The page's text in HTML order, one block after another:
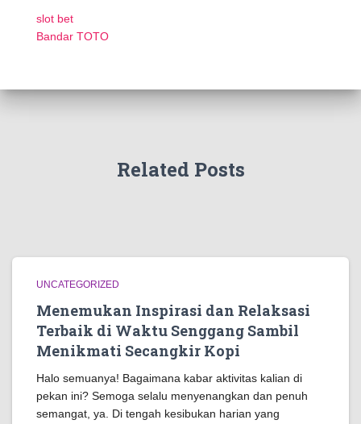
slot bet
Bandar TOTO
Related Posts
UNCATEGORIZED
Menemukan Inspirasi dan Relaksasi
Terbaik di Waktu Senggang Sambil
Menikmati Secangkir Kopi
Halo semuanya! Bagaimana kabar aktivitas kalian di
pekan ini? Semoga selalu menyenangkan dan penuh
semangat, ya. Di tengah kesibukan harian yang